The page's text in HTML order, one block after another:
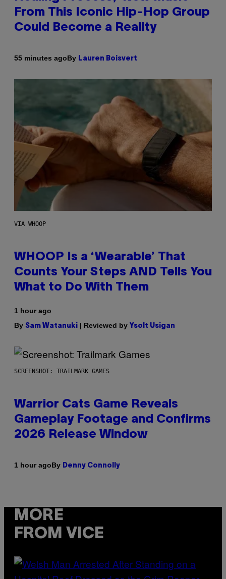
From This Iconic Hip-Hop Group
Could Become a Reality
55 minutes agoBy Lauren Boisvert
VIA WHOOP
WHOOP Is a ‘Wearable’ That
Counts Your Steps AND Tells You
What to Do With Them
1 hour ago
By Sam Watanuki | Reviewed by Ysolt Usigan
SCREENSHOT: TRAILMARK GAMES
Warrior Cats Game Reveals
Gameplay Footage and Confirms
2026 Release Window
1 hour agoBy Denny Connolly
MORE
FROM VICE